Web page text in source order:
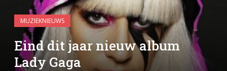
MUZIEKNIEUWS
Eind dit jaar nieuw album
Lady Gaga